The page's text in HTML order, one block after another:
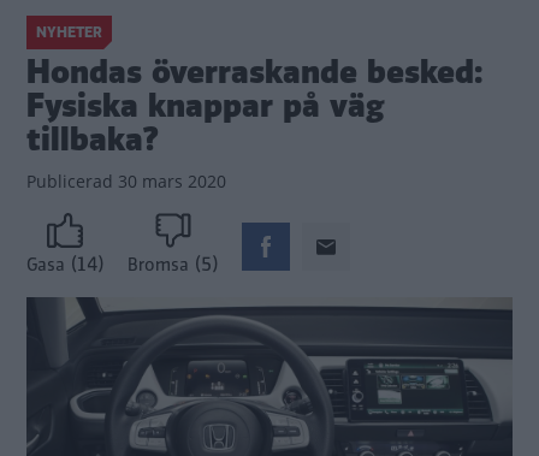
NYHETER
Hondas överraskande besked:
Fysiska knappar på väg
tillbaka?
Publicerad 30 mars 2020
Gasa (14) Bromsa (5)